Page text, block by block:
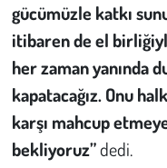
gücümüzle katkı
itibaren de el
her zaman yanında
kapatacağız. Onu
karşı mahcup
bekliyoruz”dedi.